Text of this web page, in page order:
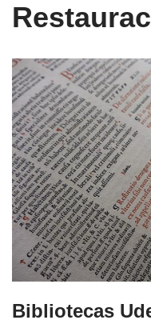
Bibliotecas